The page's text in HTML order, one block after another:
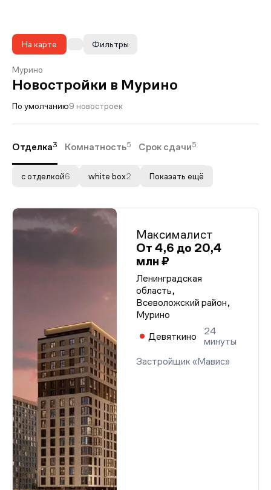
На карте Фильтры
Мурино
Новостройки в Мурино
По умолчанию9 новостроек
Отделка3 Комнатность5 Срок сдачи5
с отделкой6 white box2 Показать ещё
Максималист
От 4,6 до 20,4
млн ₽
Ленинградская
область,
Всеволожский район,
Мурино
Девяткино
24
минуты
Застройщик «Мавис»